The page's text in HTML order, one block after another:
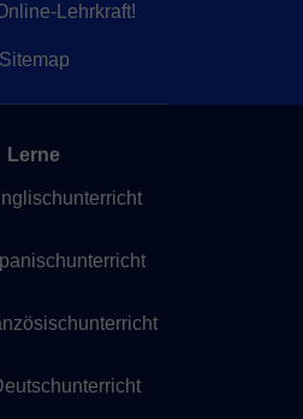
Lehrkraft!
Sitemap
Lerne